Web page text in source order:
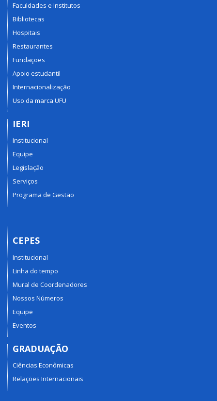
Faculdades e Institutos
Bibliotecas
Hospitais
Restaurantes
Fundações
Apoio estudantil
Internacionalização
Uso da marca UFU
IERI
Institucional
Equipe
Legislação
Serviços
Programa de Gestão
CEPES
Institucional
Linha do tempo
Mural de Coordenadores
Nossos Números
Equipe
Eventos
GRADUAÇÃO
Ciências Econômicas
Relações Internacionais